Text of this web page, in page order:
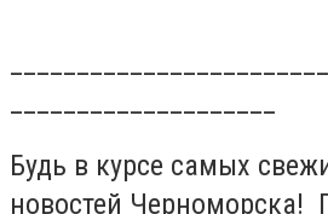
Будь в курсе самых
новостей Черноморска!